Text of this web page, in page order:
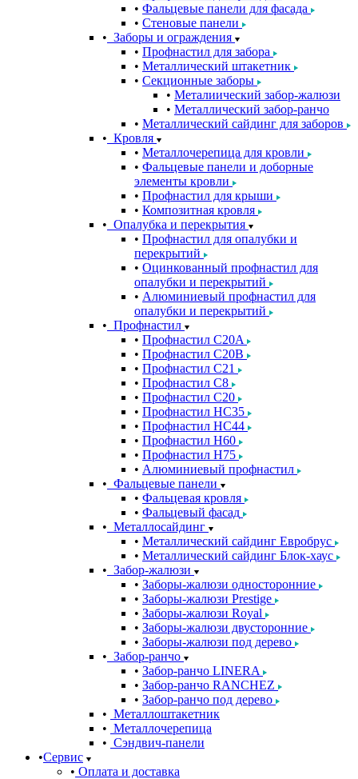
Фальцевые панели для фасада
Стеновые панели
Заборы и ограждения
Профнастил для забора
Металлический штакетник
Секционные заборы
Металиический забор-жалюзи
Металлический забор-ранчо
Металлический сайдинг для заборов
Кровля
Металлочерепица для кровли
Фальцевые панели и доборные
элементы кровли
Профнастил для крыши
Композитная кровля
Опалубка и перекрытия
Профнастил для опалубки и
перекрытий
Оцинкованный профнастил для
опалубки и перекрытий
Алюминиевый профнастил для
опалубки и перекрытий
Профнастил
Профнастил С20A
Профнастил С20B
Профнастил С21
Профнастил С8
Профнастил С20
Профнастил НС35
Профнастил НС44
Профнастил Н60
Профнастил Н75
Алюминиевый профнастил
Фальцевые панели
Фальцевая кровля
Фальцевый фасад
Металлосайдинг
Металлический сайдинг Евробрус
Металлический сайдинг Блок-хаус
Забор-жалюзи
Заборы-жалюзи односторонние
Заборы-жалюзи Prestige
Заборы-жалюзи Royal
Заборы-жалюзи двусторонние
Заборы-жалюзи под дерево
Забор-ранчо
Забор-ранчо LINERA
Забор-ранчо RANCHEZ
Забор-ранчо под дерево
Металлоштакетник
Металлочерепица
Сэндвич-панели
Сервис
Оплата и доставка